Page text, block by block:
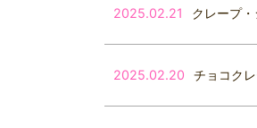
2025.02.21 クレープ
2025.02.20 チョコク